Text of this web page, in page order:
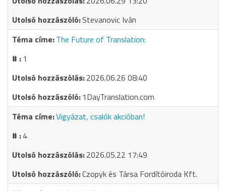
Stevanovic Iván
The Future of Translation:
1
2026.06.26 08:40
1DayTranslation.com
Vigyázat, csalók akcióban!
4
2026.05.22 17:49
Czopyk és Társa Fordítóiroda Kft.